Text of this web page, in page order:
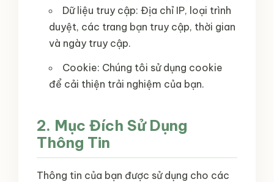
Dữ liệu truy cập: Địa chỉ IP, loại trình
duyệt, các trang bạn truy cập, thời gian
và ngày truy cập.
Cookie: Chúng tôi sử dụng cookie
để cải thiện trải nghiệm của bạn.
2. Mục Đích Sử Dụng
Thông Tin
Thông tin của bạn được sử dụng cho các